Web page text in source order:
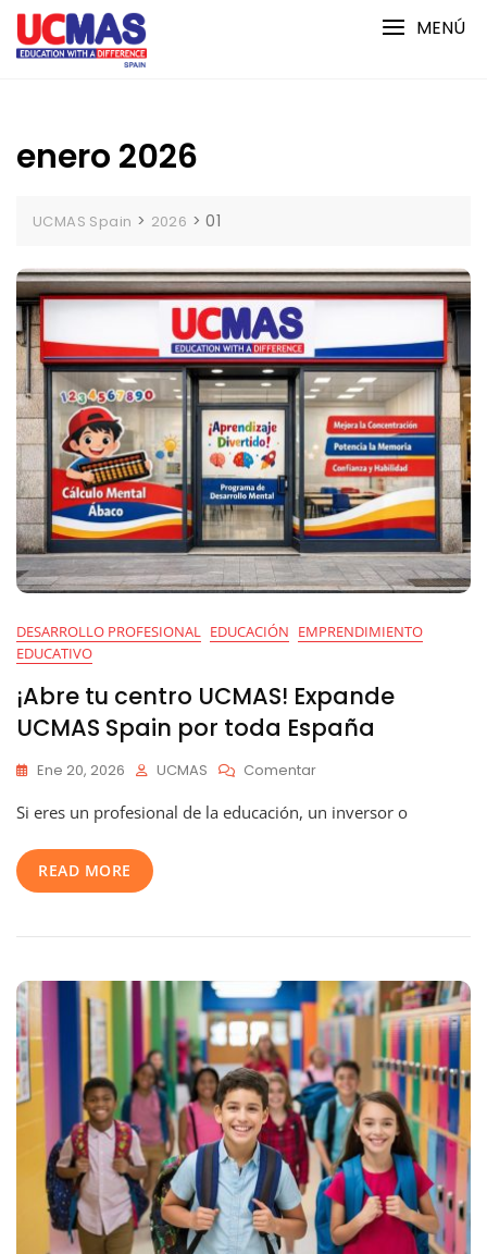
Saltar
contenido
MENÚ
enero 2026
UCMAS Spain > 2026 >01
DESARROLLO PROFESIONAL EDUCACIÓN EMPRENDIMIENTO
EDUCATIVO
¡Abre tu centro UCMAS! Expande
UCMAS Spain por toda España
Ene 20, 2026 UCMAS ComentarEn
Tu
Por
España
Si eres un profesional de la educación, un inversor o
READ MORE